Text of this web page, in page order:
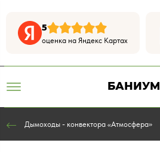
5
оценка на Яндекс Картах
БАНИУМ
Дымоходы - конвектора «Атмосфера»